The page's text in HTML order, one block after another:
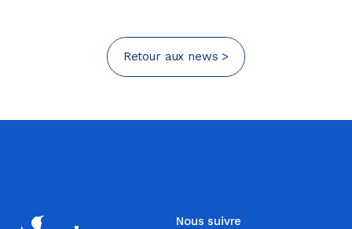
Retour aux news
Nous suivre